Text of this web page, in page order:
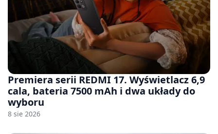
Premiera serii REDMI 17. Wyświetlacz 6,9
cala, bateria 7500 mAh i dwa układy do
wyboru
8 sie 2026